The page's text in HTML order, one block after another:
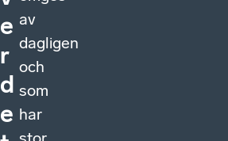
e
r
d
e
av
dagligen
och
som
har